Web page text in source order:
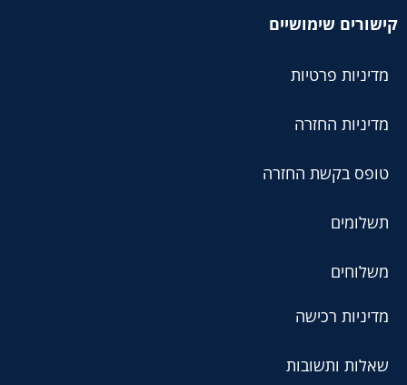
קישורים שימושיים
מדיניות פרטיות
מדיניות החזרה
טופס בקשת החזרה
תשלומים
משלוחים
מדיניות רכישה
שאלות ותשובות